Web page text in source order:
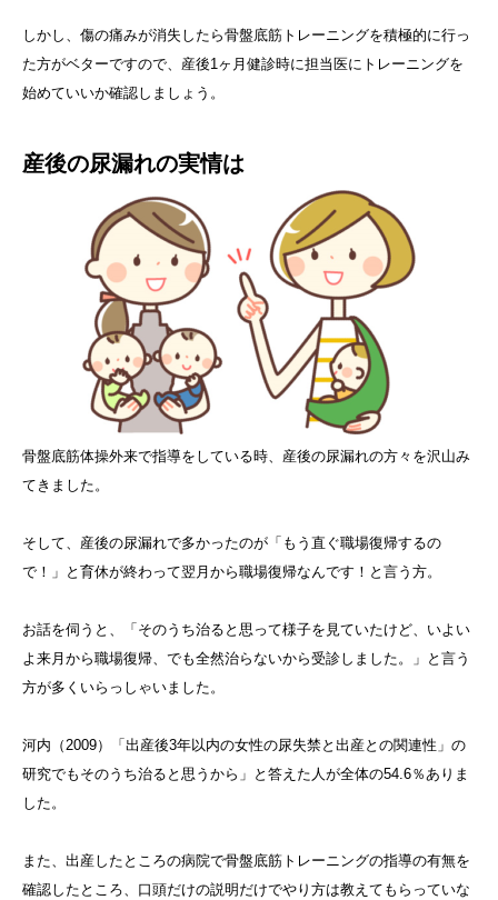
しかし、傷の痛みが消失したら骨盤底筋トレーニングを積極的に行っ
た方がベターですので、産後1ヶ月健診時に担当医にトレーニングを
始めていいか確認しましょう。
産後の尿漏れの実情は
骨盤底筋体操外来で指導をしている時、産後の尿漏れの方々を沢山み
てきました。
そして、産後の尿漏れで多かったのが「もう直ぐ職場復帰するの
で！」と育休が終わって翌月から職場復帰なんです！と言う方。
お話を伺うと、「そのうち治ると思って様子を見ていたけど、いよい
よ来月から職場復帰、でも全然治らないから受診しました。」と言う
方が多くいらっしゃいました。
河内（2009）「出産後3年以内の女性の尿失禁と出産との関連性」の
研究でもそのうち治ると思うから」と答えた人が全体の54.6％ありま
した。
また、出産したところの病院で骨盤底筋トレーニングの指導の有無を
確認したところ、口頭だけの説明だけでやり方は教えてもらっていな